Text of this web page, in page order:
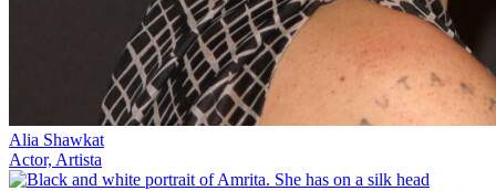
Alia Shawkat
Actor, Artista